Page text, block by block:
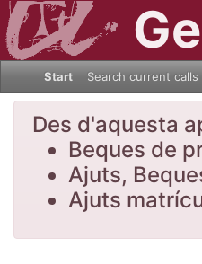
Start Search current calls
Des d'aquesta
Beques de
Ajuts,
Ajuts